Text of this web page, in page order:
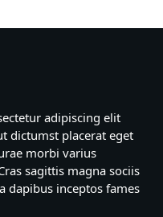
adipiscing elit
dictumst placerat eget
morbi varius
sagittis magna sociis
dapibus inceptos fames